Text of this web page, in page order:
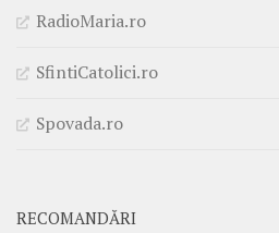
RadioMaria.ro
SfintiCatolici.ro
Spovada.ro
RECOMANDĂRI